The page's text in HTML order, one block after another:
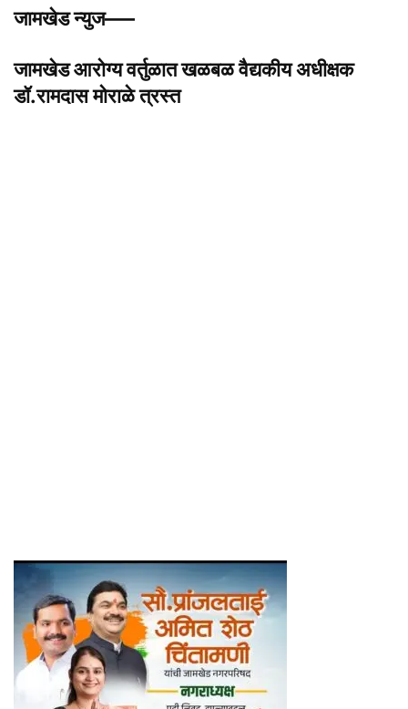
जामखेड न्युज—–
जामखेड आरोग्य वर्तुळात खळबळ वैद्यकीय अधीक्षक
डॉ.रामदास मोराळे त्रस्त